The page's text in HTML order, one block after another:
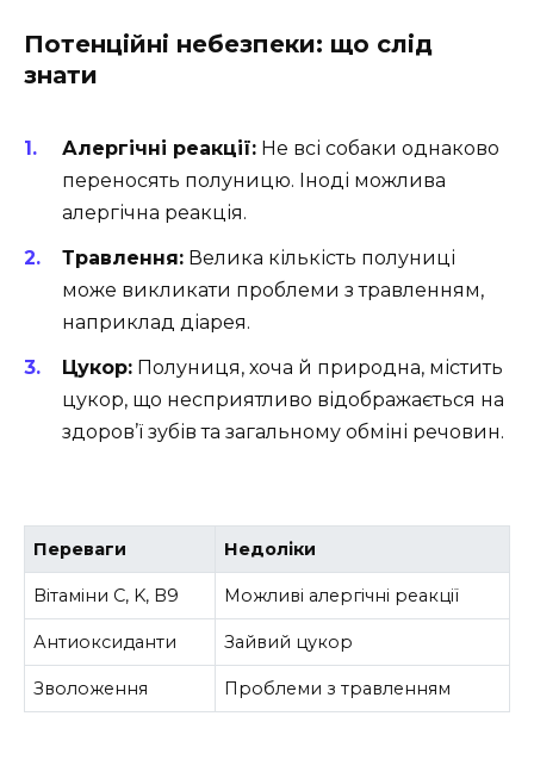
Потенційні небезпеки: що слід
знати
Алергічні реакції: Не всі собаки однаково
переносять полуницю. Іноді можлива
алергічна реакція.
Травлення: Велика кількість полуниці
може викликати проблеми з травленням,
наприклад діарея.
Цукор: Полуниця, хоча й природна, містить
цукор, що несприятливо відображається на
здоров’ї зубів та загальному обміні речовин.
Переваги Недоліки
Вітаміни C, K, B9 Можливі алергічні реакції
Антиоксиданти Зайвий цукор
Зволоження Проблеми з травленням